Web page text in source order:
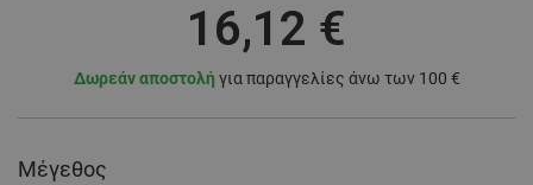
16,12 €
Δωρεάν αποστολή για παραγγελίες άνω των 100 €
Μέγεθος